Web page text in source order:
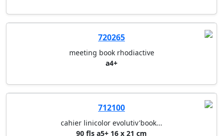
cahier linicolor evolutiv'book...
120 fls a4+ 22,5 x 29,7 cm
cahier spirale studium/bind'o ...
80 fls lignees 8 mm avec marge...